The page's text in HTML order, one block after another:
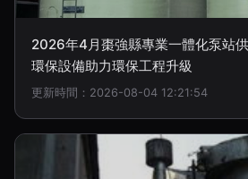
2026年4月棗強縣專業一體化泵站
環保設備助力環保工程升級
更新時間：2026-08-04 12:21:54